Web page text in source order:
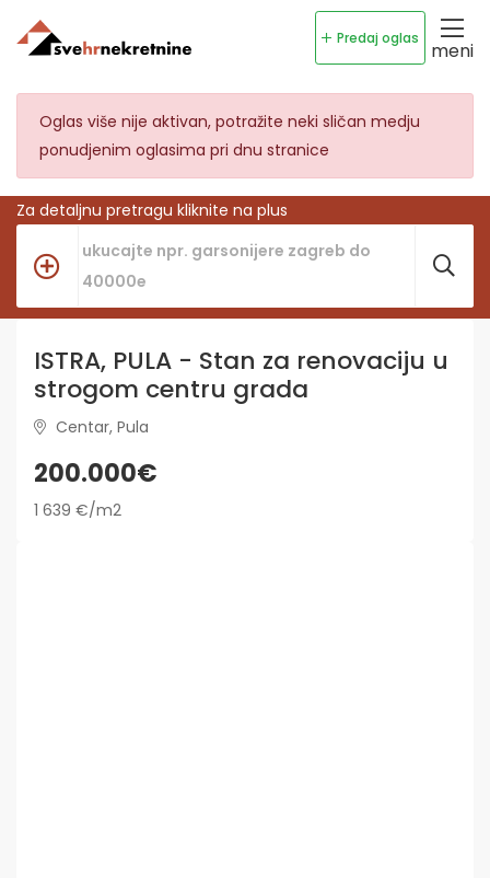
Predaj oglas
meni
Oglas više nije aktivan, potražite neki sličan medju
ponudjenim oglasima pri dnu stranice
Za detaljnu pretragu kliknite na plus
ISTRA, PULA - Stan za renovaciju u
strogom centru grada
Centar, Pula
200.000€
1 639 €/m2